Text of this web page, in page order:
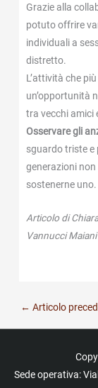
Grazie alla
potuto offrire
individuali a
distretto.
L’attività che
un’opportunità
tra vecchi amici
Osservare gli
sguardo triste e
generazioni
sostenerne uno.
Articolo di
Vannucci Maiani
← Articolo
Sede operativa: